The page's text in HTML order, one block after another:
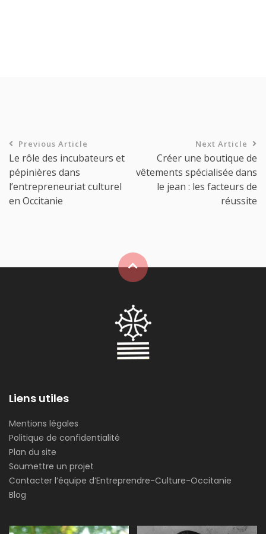
Previous Article
Le rôle des incubateurs et
pépinières dans
l’entrepreneuriat culturel
en Occitanie
Next Article
Créer une boutique de
vêtements spécialisée dans
le jean : les facteurs de
réussite
Liens utiles
Mentions légales
Politique de confidentialité
Plan du site
Soumettre un projet
Contacter l’équipe d’Entreprendre-Culture-Occitanie
Blog